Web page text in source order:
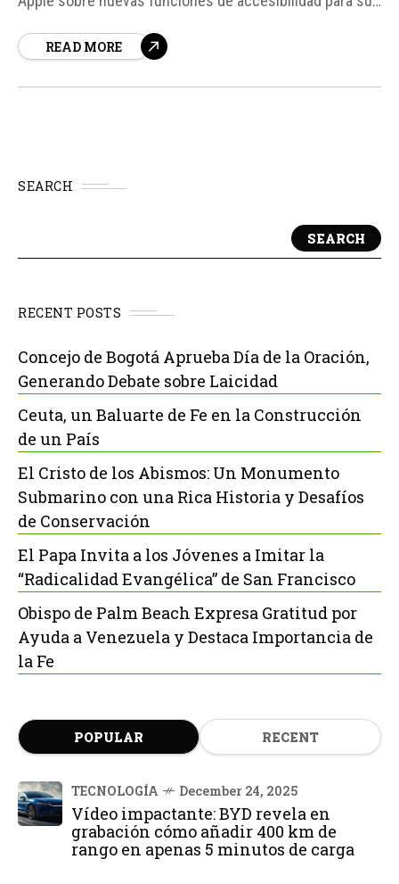
comunidad tecnológica. Según fuentes, estos avances
READ MORE
SEARCH
SEARCH
RECENT POSTS
Concejo de Bogotá Aprueba Día de la Oración,
Generando Debate sobre Laicidad
Ceuta, un Baluarte de Fe en la Construcción
de un País
El Cristo de los Abismos: Un Monumento
Submarino con una Rica Historia y Desafíos
de Conservación
El Papa Invita a los Jóvenes a Imitar la
“Radicalidad Evangélica” de San Francisco
Obispo de Palm Beach Expresa Gratitud por
Ayuda a Venezuela y Destaca Importancia de
la Fe
POPULAR RECENT
TECNOLOGÍA December 24, 2025
Vídeo impactante: BYD revela en
grabación cómo añadir 400 km de
rango en apenas 5 minutos de carga